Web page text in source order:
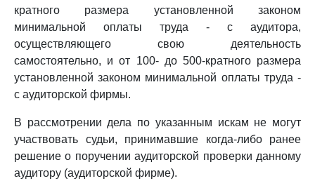
кратного размера установленной законом
минимальной оплаты труда - с аудитора,
осуществляющего свою деятельность
самостоятельно, и от 100- до 500-кратного размера
установленной законом минимальной оплаты труда -
с аудиторской фирмы.
В рассмотрении дела по указанным искам не могут
участвовать судьи, принимавшие когда-либо ранее
решение о поручении аудиторской проверки данному
аудитору (аудиторской фирме).